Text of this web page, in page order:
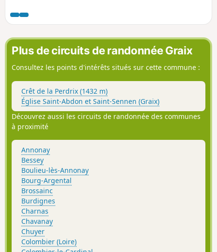
Plus de circuits de randonnée Graix
Consultez les points d'intérêts situés sur cette commune :
Crêt de la Perdrix (1432 m)
Église Saint-Abdon et Saint-Sennen (Graix)
Découvrez aussi les circuits de randonnée des communes
à proximité
Annonay
Bessey
Boulieu-lès-Annonay
Bourg-Argental
Brossainc
Burdignes
Charnas
Chavanay
Chuyer
Colombier (Loire)